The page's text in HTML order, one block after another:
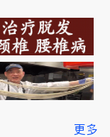
更多